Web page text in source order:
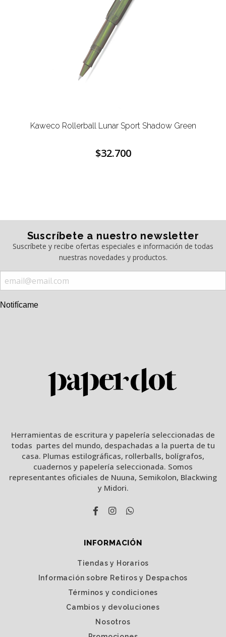
Kaweco Rollerball Lunar Sport Shadow Green
$32.700
Suscríbete a nuestro newsletter
Suscríbete y recibe ofertas especiales e información de todas
nuestras novedades y productos.
Notifícame
Herramientas de escritura y papelería seleccionadas de
todas partes del mundo, despachadas a la puerta de tu
casa. Plumas estilográficas, rollerballs, bolígrafos,
cuadernos y papelería seleccionada. Somos
representantes oficiales de Nuuna, Semikolon, Blackwing
y Midori.
INFORMACIÓN
Tiendas y Horarios
Información sobre Retiros y Despachos
Términos y condiciones
Cambios y devoluciones
Nosotros